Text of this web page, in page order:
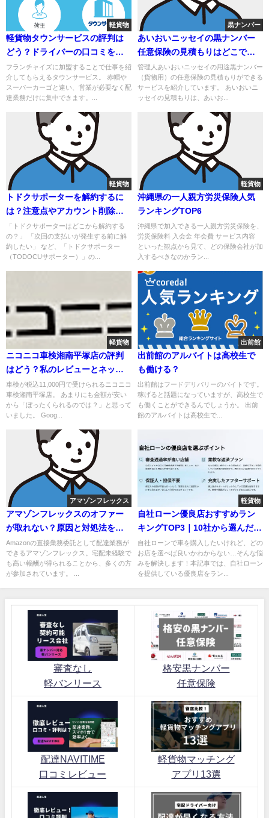
軽貨物
軽貨物タウンサービスの評判は
どう？ドライバーの口コミを調
査！
フランチャイズに加盟することで仕事を紹
介してもらえるタウンサービス。 赤帽や
スーパーカーゴと違い、営業が必要なく配
達業務だけに集中できます。...
黒ナンバー
あいおいニッセイの黒ナンバー
任意保険の見積もりはどこで取
れる？
管理人あいおいニッセイの用途黒ナンバー
（貨物用）の任意保険の見積もりができる
サービスを紹介しています。 あいおいニ
ッセイの見積もりは、あいお...
軽貨物
トドクサポーターを解約するに
は？注意点やアカウント削除方
法も解説
「トドクサポーターはどこから解約する
の？」 「次回の支払いが発生する前に解
約したい」 など、「トドクサポーター
（TODOCUサポーター）」の...
軽貨物
沖縄県の一人親方労災保険人気
ランキングTOP6
沖縄県で加入できる一人親方労災保険を、
労災保険料 入会金 年会費 サービス内容
といった観点から見て、どの保険会社が加
入するべきなのかラン...
軽貨物
ニコニコ車検湘南平塚店の評判
はどう？私のレビューとネット
の口コミを紹介！
車検が税込11,000円で受けられるニコニコ
車検湘南平塚店。 あまりにも金額が安い
から「ぼったくられるのでは？」と思って
いました。 Goog...
出前館
出前館のアルバイトは高校生で
も働ける？
出前館はフードデリバリーのバイトです。
稼げると話題になっていますが、高校生で
も働くことができるんでしょうか。 出前
館のアルバイトは高校生で...
アマゾンフレックス
アマゾンフレックスのオファー
が取れない？原因と対処法を解
説
Amazonの直接業務委託として配達業務が
できるアマゾンフレックス。宅配未経験で
も高い報酬が得られることから、多くの方
が参加されています。 ...
軽貨物
自社ローン優良店おすすめラン
キングTOP3｜10社から選んだポ
イントも解説！
自社ローンで車を購入したいけれど、どの
お店を選べば良いかわからない…そんな悩
みを解決します！本記事では、自社ローン
を提供している優良店をラン...
審査なし
軽バンリース
格安黒ナンバー
任意保険
配達NAVITIME
口コミレビュー
軽貨物マッチング
アプリ13選